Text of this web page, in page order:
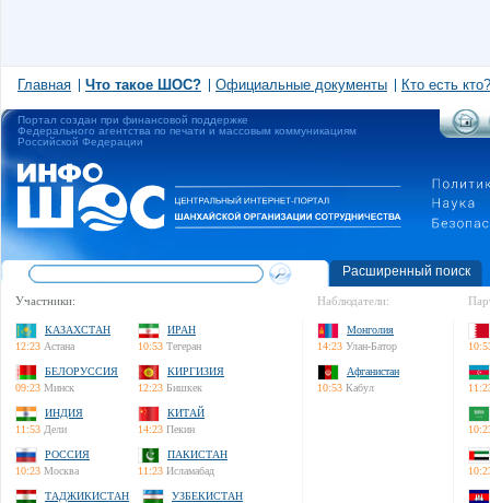
Главная Что такое ШОС? Официальные документы Кто есть кто?
Портал создан при финансовой поддержке
Федерального агентства по печати и массовым коммуникациям
Российской Федерации
Расширенный поиск
Участники:
КАЗАХСТАН
12:23 Астана
ИРАН
10:53 Тегеран
БЕЛОРУССИЯ
09:23 Минск
КИРГИЗИЯ
12:23 Бишкек
ИНДИЯ
11:53 Дели
КИТАЙ
14:23 Пекин
РОССИЯ
10:23 Москва
ПАКИСТАН
11:23 Исламабад
ТАДЖИКИСТАН
УЗБЕКИСТАН
Наблюдатели:
Монголия
14:23 Улан-Батор
Афганистан
10:53 Кабул